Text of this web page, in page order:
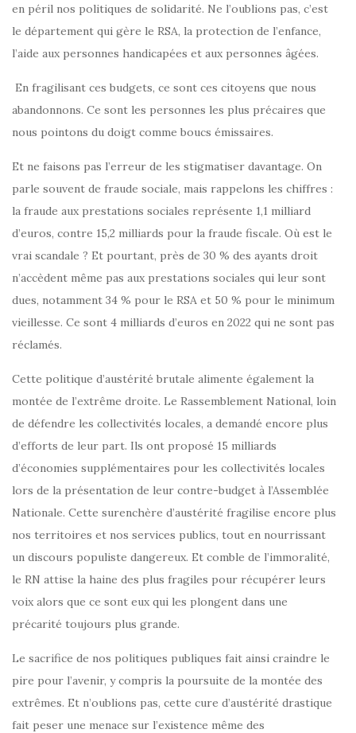
en péril nos politiques de solidarité. Ne l’oublions pas, c’est
le département qui gère le RSA, la protection de l’enfance,
l’aide aux personnes handicapées et aux personnes âgées.
En fragilisant ces budgets, ce sont ces citoyens que nous
abandonnons. Ce sont les personnes les plus précaires que
nous pointons du doigt comme boucs émissaires.
Et ne faisons pas l’erreur de les stigmatiser davantage. On
parle souvent de fraude sociale, mais rappelons les chiffres :
la fraude aux prestations sociales représente 1,1 milliard
d’euros, contre 15,2 milliards pour la fraude fiscale. Où est le
vrai scandale ? Et pourtant, près de 30 % des ayants droit
n’accèdent même pas aux prestations sociales qui leur sont
dues, notamment 34 % pour le RSA et 50 % pour le minimum
vieillesse. Ce sont 4 milliards d’euros en 2022 qui ne sont pas
réclamés.
Cette politique d’austérité brutale alimente également la
montée de l’extrême droite. Le Rassemblement National, loin
de défendre les collectivités locales, a demandé encore plus
d’efforts de leur part. Ils ont proposé 15 milliards
d’économies supplémentaires pour les collectivités locales
lors de la présentation de leur contre-budget à l’Assemblée
Nationale. Cette surenchère d’austérité fragilise encore plus
nos territoires et nos services publics, tout en nourrissant
un discours populiste dangereux. Et comble de l’immoralité,
le RN attise la haine des plus fragiles pour récupérer leurs
voix alors que ce sont eux qui les plongent dans une
précarité toujours plus grande.
Le sacrifice de nos politiques publiques fait ainsi craindre le
pire pour l’avenir, y compris la poursuite de la montée des
extrêmes. Et n’oublions pas, cette cure d’austérité drastique
fait peser une menace sur l’existence même des